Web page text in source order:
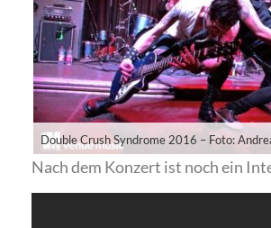
Double Crush Syndrome 2016 – Foto:
Nach dem Konzert ist noch ein